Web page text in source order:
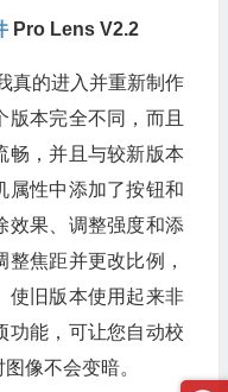
Pro Lens V2.2
真的进入并重新制作
版本完全不同，而且
畅，并且与较新版本
属性中添加了按钮和
效果、调整强度和添
焦距并更改比例，
使旧版本使用起来非
功能，可让您自动校
像不会变暗。